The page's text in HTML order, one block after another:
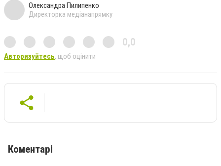
Олександра Пилипенко
Директорка медіанапрямку
0,0
Авторизуйтесь, щоб оцінити
Коментарі